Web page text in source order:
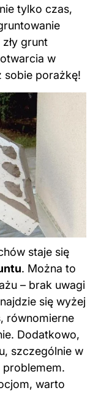
tylko czas,
grunt
w
sobie porażkę!
staje się
. Można to
– brak uwagi
się wyżej
równomierne
Dodatkowo,
szczególnie w
problemem.
warto